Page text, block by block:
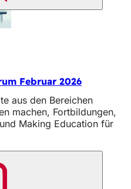
Februar 2026
aus den Bereichen
machen, Fortbildungen,
Making Education für